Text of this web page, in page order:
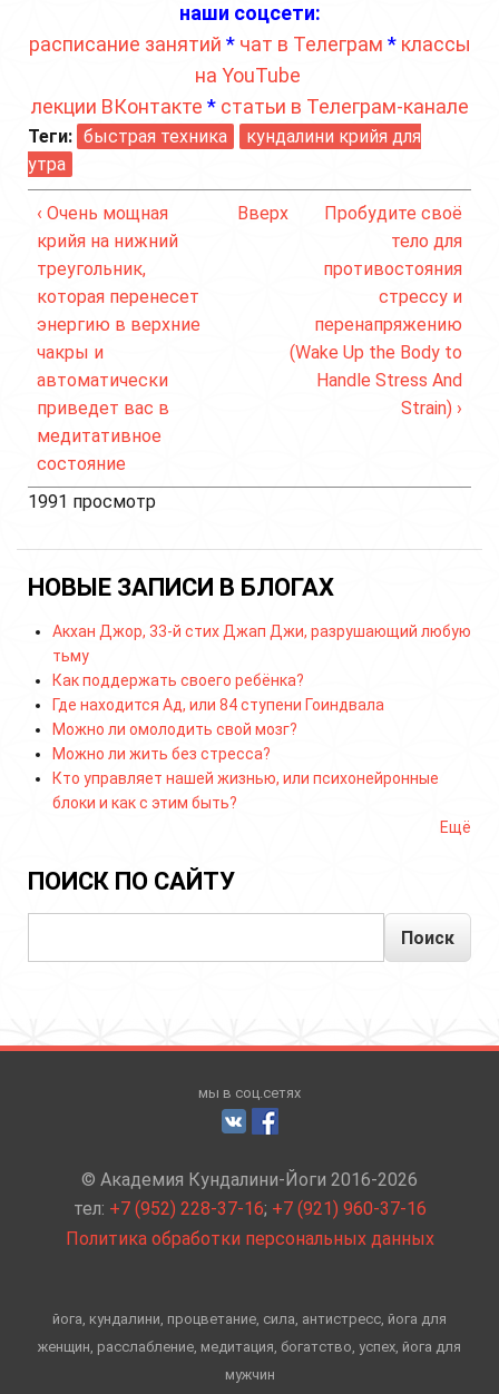
наши соцсети:
расписание занятий * чат в Телеграм * классы
на YouTube
лекции ВКонтакте * статьи в Телеграм-канале
Теги: быстрая техника
кундалини крийя для
утра
‹ Очень мощная
крийя на нижний
треугольник,
которая перенесет
энергию в верхние
чакры и
автоматически
приведет вас в
медитативное
состояние
Вверх
Пробудите своё
тело для
противостояния
стрессу и
перенапряжению
(Wake Up the Body to
Handle Stress And
Strain) ›
1991 просмотр
НОВЫЕ ЗАПИСИ В БЛОГАХ
Акхан Джор, 33-й стих Джап Джи, разрушающий любую
тьму
Как поддержать своего ребёнка?
Где находится Ад, или 84 ступени Гоиндвала
Можно ли омолодить свой мозг?
Можно ли жить без стресса?
Кто управляет нашей жизнью, или психонейронные
блоки и как с этим быть?
Ещё
ПОИСК ПО САЙТУ
мы в соц.сетях
© Академия Кундалини-Йоги 2016-2026
тел: +7 (952) 228-37-16; +7 (921) 960-37-16
Политика обработки персональных данных
йога, кундалини, процветание, сила, антистресс, йога для
женщин, расслабление, медитация, богатство, успех, йога для
мужчин